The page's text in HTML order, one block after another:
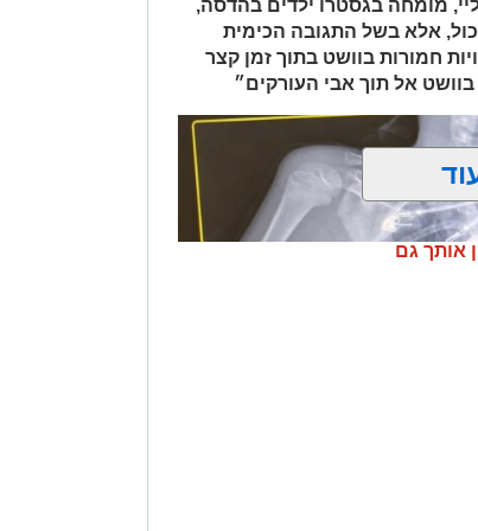
החשודים כסמים מסוכנים, טלפון נייד ו-1,700 ש"ח במזומן. החשודה (25) תושבת
חקירה.
מומחה בגסטרו ילדים בהדסה,
אלא בשל התגובה הכימית
חמורות בוושט בתוך זמן קצר
אל תוך אבי העורקים״
אותך גם